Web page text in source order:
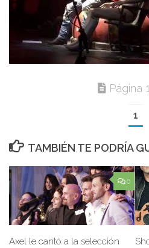
Página
1
TAMBIÉN TE PODRÍA
0
Axel le cantó a la selección